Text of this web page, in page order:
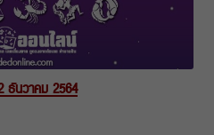
ธันวาคม 2564